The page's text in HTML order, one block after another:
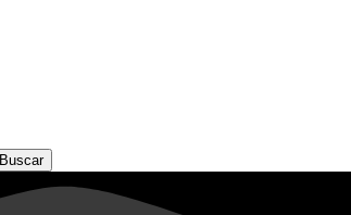
Buscar